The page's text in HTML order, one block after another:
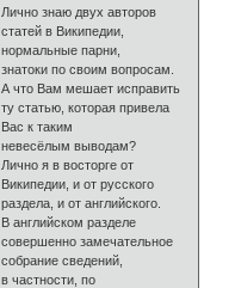
Лично знаю двух авторов
статей в Википедии,
нормальные парни,
знатоки по своим вопросам.
А что Вам мешает исправить
ту статью, которая привела
Вас к таким
невесёлым выводам?
Лично я в восторге от
Википедии, и от русского
раздела, и от английского.
В английском разделе
совершенно замечательное
собрание сведений,
в частности, по